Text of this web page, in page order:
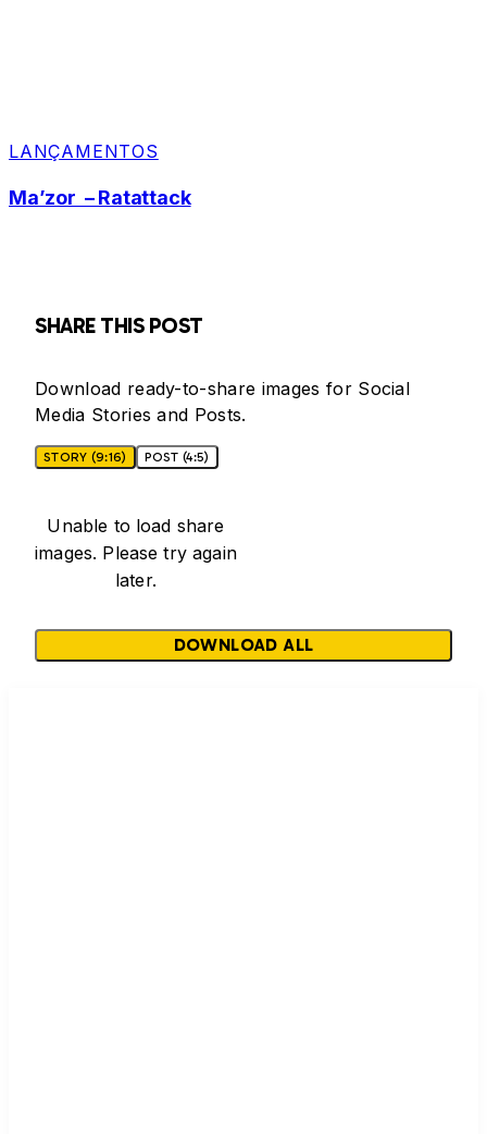
LANÇAMENTOS
Ma’zor – Ratattack
SHARE THIS POST
Download ready-to-share images for Social
Media Stories and Posts.
STORY (9:16) POST (4:5)
Unable to load share
images. Please try again
later.
DOWNLOAD ALL